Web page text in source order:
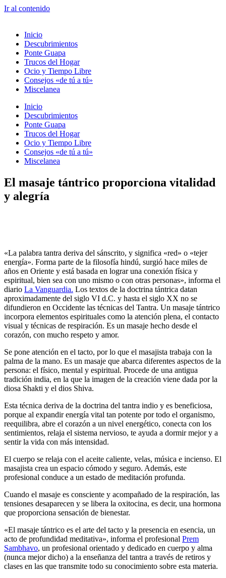
Ir al contenido
Inicio
Descubrimientos
Ponte Guapa
Trucos del Hogar
Ocio y Tiempo Libre
Consejos «de tú a tú»
Miscelanea
Inicio
Descubrimientos
Ponte Guapa
Trucos del Hogar
Ocio y Tiempo Libre
Consejos «de tú a tú»
Miscelanea
El masaje tántrico proporciona vitalidad
y alegría
«La palabra tantra deriva del sánscrito, y significa «red» o «tejer
energía». Forma parte de la filosofía hindú, surgió hace miles de
años en Oriente y está basada en lograr una conexión física y
espiritual, bien sea con uno mismo o con otras personas», informa el
diario La Vanguardia. Los textos de la doctrina tántrica datan
aproximadamente del siglo VI d.C. y hasta el siglo XX no se
difundieron en Occidente las técnicas del Tantra. Un masaje tántrico
incorpora elementos espirituales como la atención plena, el contacto
visual y técnicas de respiración. Es un masaje hecho desde el
corazón, con mucho respeto y amor.
Se pone atención en el tacto, por lo que el masajista trabaja con la
palma de la mano. Es un masaje que abarca diferentes aspectos de la
persona: el físico, mental y espiritual. Procede de una antigua
tradición india, en la que la imagen de la creación viene dada por la
diosa Shakti y el dios Shiva.
Esta técnica deriva de la doctrina del tantra indio y es beneficiosa,
porque al expandir energía vital tan potente por todo el organismo,
reequilibra, abre el corazón a un nivel energético, conecta con los
sentimientos, relaja el sistema nervioso, te ayuda a dormir mejor y a
sentir la vida con más intensidad.
El cuerpo se relaja con el aceite caliente, velas, música e incienso. El
masajista crea un espacio cómodo y seguro. Además, este
profesional conduce a un estado de meditación profunda.
Cuando el masaje es consciente y acompañado de la respiración, las
tensiones desaparecen y se libera la oxitocina, es decir, una hormona
que proporciona sensación de bienestar.
«El masaje tántrico es el arte del tacto y la presencia en esencia, un
acto de profundidad meditativa», informa el profesional Prem
Sambhavo, un profesional orientado y dedicado en cuerpo y alma
(nunca mejor dicho) a la enseñanza del tantra a través de retiros y
clases en las que transmite todo su conocimiento sobre esta materia.